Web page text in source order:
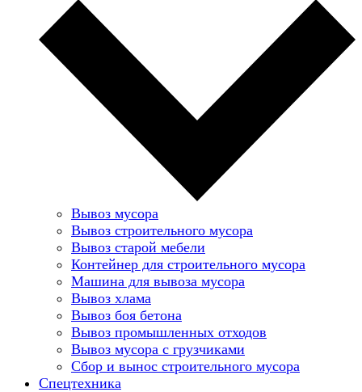
Вывоз мусора
Вывоз строительного мусора
Вывоз старой мебели
Контейнер для строительного мусора
Машина для вывоза мусора
Вывоз хлама
Вывоз боя бетона
Вывоз промышленных отходов
Вывоз мусора с грузчиками
Сбор и вынос строительного мусора
Спецтехника